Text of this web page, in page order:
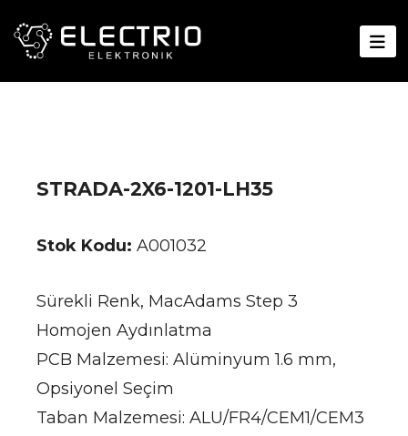
STRADA-2X6-1201-LH35
Stok Kodu: A001032
Sürekli Renk, MacAdams Step 3
Homojen Aydınlatma
PCB Malzemesi: Alüminyum 1.6 mm,
Opsiyonel Seçim
Taban Malzemesi: ALU/FR4/CEM1/CEM3